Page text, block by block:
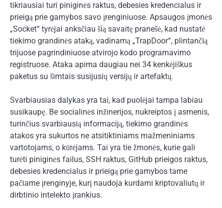
tikriausiai turi piniginės raktus, debesies kredencialus ir
prieigą prie gamybos savo įrenginiuose. Apsaugos įmonės
„Socket“ tyrėjai anksčiau šią savaitę pranešė, kad nustatė
tiekimo grandinės ataką, vadinamą „TrapDoor“, plintančią
trijuose pagrindiniuose atvirojo kodo programavimo
registruose. Ataka apima daugiau nei 34 kenkėjiškus
paketus su šimtais susijusių versijų ir artefaktų.
Svarbiausias dalykas yra tai, kad puolėjai tampa labiau
susikaupę. Be socialinės inžinerijos, nukreiptos į asmenis,
turinčius svarbiausią informaciją, tiekimo grandinės
atakos yra sukurtos ne atsitiktiniams mažmeniniams
vartotojams, o kūrėjams. Tai yra tie žmonės, kurie gali
turėti piniginės failus, SSH raktus, GitHub prieigos raktus,
debesies kredencialus ir prieigą prie gamybos tame
pačiame įrenginyje, kurį naudoja kurdami kriptovaliutų ir
dirbtinio intelekto įrankius.